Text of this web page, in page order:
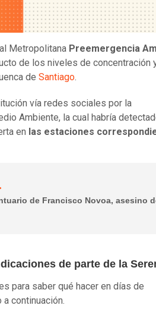
Metropolitana Preemergencia
de los niveles de concentración
de Santiago.
vía redes sociales por la
Ambiente, la cual habría
en las estaciones
de Francisco Novoa, asesino
de parte de la
para saber qué hacer en días de
continuación.